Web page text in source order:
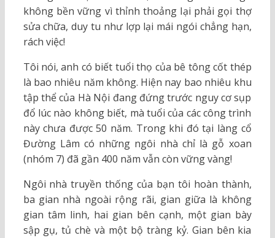
không bền vững vì thỉnh thoảng lại phải gọi thợ
sửa chữa, duy tu như lợp lại mái ngói chẳng hạn,
rách việc!
Tôi nói, anh có biết tuổi thọ của bê tông cốt thép
là bao nhiêu năm không. Hiện nay bao nhiêu khu
tập thể của Hà Nội đang đứng trước nguy cơ sụp
đổ lúc nào không biết, mà tuổi của các công trình
này chưa được 50 năm. Trong khi đó tại làng cổ
Đường Lâm có những ngôi nhà chỉ là gỗ xoan
(nhóm 7) đã gần 400 năm vẫn còn vững vàng!
Ngôi nhà truyền thống của bạn tôi hoàn thành,
ba gian nhà ngoài rộng rãi, gian giữa là không
gian tâm linh, hai gian bên cạnh, một gian bày
sập gụ, tủ chè và một bộ tràng kỷ. Gian bên kia